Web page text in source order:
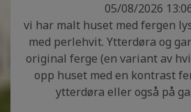
05/08/2026
vi har malt huset med fergen
med perlehvit. Ytterdøra og
original ferge (en variant av
opp huset med en kontrast
ytterdøra eller også på